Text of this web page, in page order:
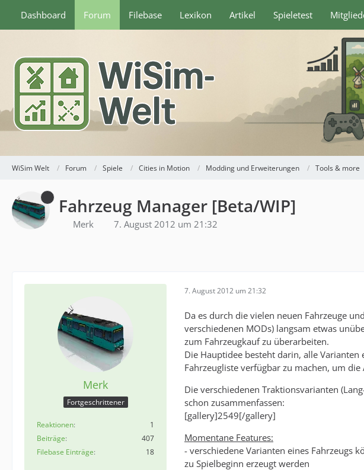
Dashboard Forum Filebase Lexikon Artikel Spieletest
WiSim Welt Forum Spiele Cities in Motion Modding und Erweiterungen Tools & more
Fahrzeug Manager [Beta/WIP]
Merk 7. August 2012 um 21:32
Merk
Fortgeschrittener
Reaktionen
1
Beiträge
407
Filebase Einträge
18
7. August 2012 um 21:32
Da es durch die vielen neuen Fahrzeuge
verschiedenen MODs) langsam etwas
zum Fahrzeugkauf zu überarbeiten.
Die Hauptidee besteht darin, alle
Fahrzeugliste verfügbar zu machen, um
Die verschiedenen Traktionsvarianten
schon zusammenfassen:
[gallery]2549[/gallery]
Momentane Features:
- verschiedene Varianten eines Fahrzeugs
zu Spielbeginn erzeugt werden